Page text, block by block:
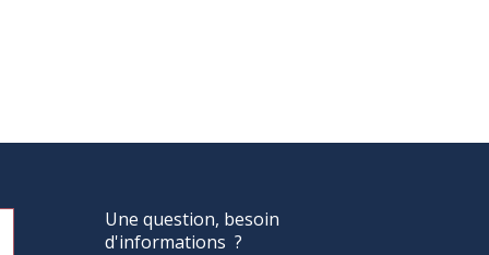
Une question, besoin
d'informations ?